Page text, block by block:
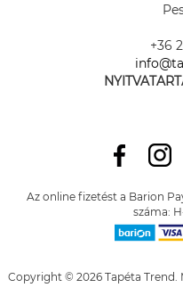
+36
Az online fizetést a Barion
száma:
Copyright © 2026 Tapéta Trend.